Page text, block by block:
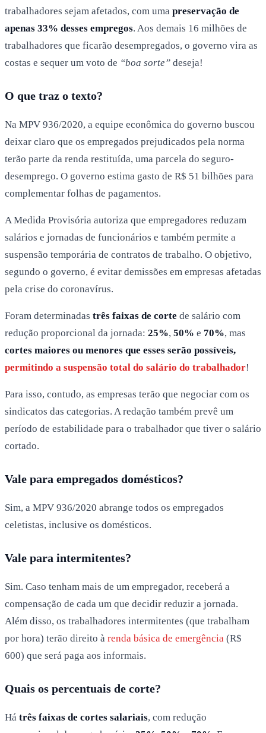
trabalhadores sejam afetados, com uma preservação de
apenas 33% desses empregos. Aos demais 16 milhões de
trabalhadores que ficarão desempregados, o governo vira as
costas e sequer um voto de “boa sorte” deseja!
O que traz o texto?
Na MPV 936/2020, a equipe econômica do governo buscou
deixar claro que os empregados prejudicados pela norma
terão parte da renda restituída, uma parcela do seguro-
desemprego. O governo estima gasto de R$ 51 bilhões para
complementar folhas de pagamentos.
A Medida Provisória autoriza que empregadores reduzam
salários e jornadas de funcionários e também permite a
suspensão temporária de contratos de trabalho. O objetivo,
segundo o governo, é evitar demissões em empresas afetadas
pela crise do coronavírus.
Foram determinadas três faixas de corte de salário com
redução proporcional da jornada: 25%, 50% e 70%, mas
cortes maiores ou menores que esses serão possíveis,
permitindo a suspensão total do salário do trabalhador!
Para isso, contudo, as empresas terão que negociar com os
sindicatos das categorias. A redação também prevê um
período de estabilidade para o trabalhador que tiver o salário
cortado.
Vale para empregados domésticos?
Sim, a MPV 936/2020 abrange todos os empregados
celetistas, inclusive os domésticos.
Vale para intermitentes?
Sim. Caso tenham mais de um empregador, receberá a
compensação de cada um que decidir reduzir a jornada.
Além disso, os trabalhadores intermitentes (que trabalham
por hora) terão direito à renda básica de emergência (R$
600) que será paga aos informais.
Quais os percentuais de corte?
Há três faixas de cortes salariais, com redução